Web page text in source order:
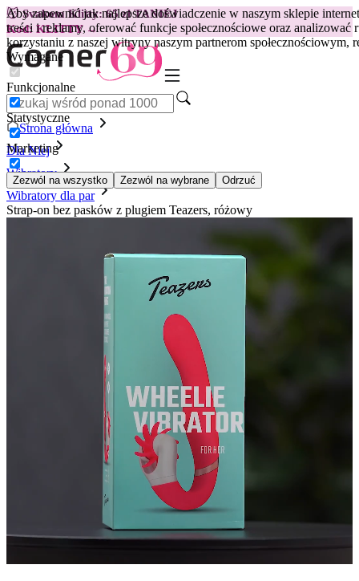
Aby zapewnić jak najlepsze doświadczenie w naszym sklepie
treści i reklamy, oferować funkcje społecznościowe oraz
korzystaniu z naszej witryny naszym partnerom
Wymagane
Funkcjonalne
Statystyczne
Marketing
Zezwól na wszystko Zezwól na wybrane Odrzuć
😽Svakom Klitty: 65 zł TANIEJ
Kod: KLITTY →
Strona główna
Dla Niej
Wibratory
Wibratory dla par
Strap-on bez pasków z plugiem Teazers, różowy